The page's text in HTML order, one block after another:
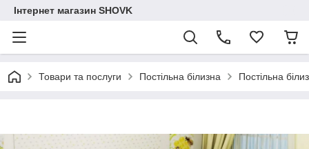
Інтернет магазин SHOVK
Товари та послуги Постільна білизна Постільна